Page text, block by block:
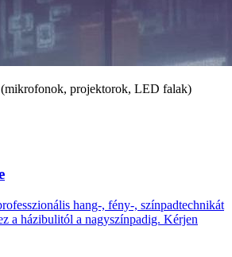
projektorok, LED falak)
hang-, fény-, színpadtechnikát
a házibulitól a nagyszínpadig. Kérjen